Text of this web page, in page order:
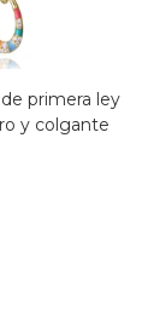
primera ley
y colgante